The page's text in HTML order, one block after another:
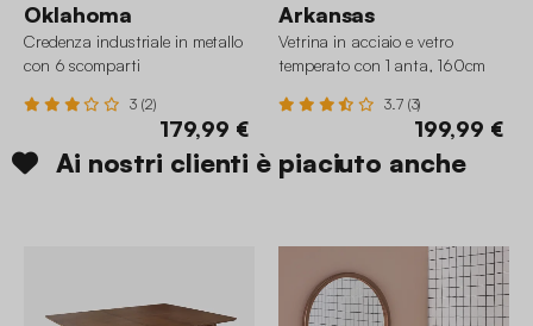
Oklahoma
Credenza industriale in metallo
con 6 scomparti
3 (2)
179,99 €
Arkansas
Vetrina in acciaio e vetro
temperato con 1 anta, 160cm
3.7 (3)
199,99 €
Ai nostri clienti è piaciuto anche